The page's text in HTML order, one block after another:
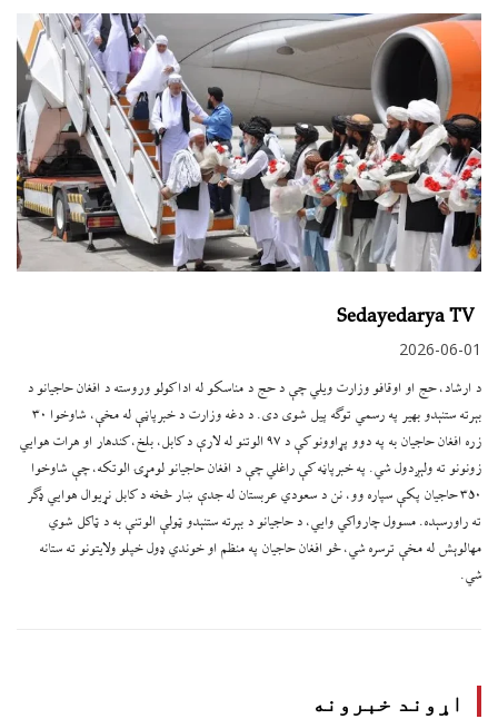
Sedayedarya TV
2026-06-01
د ارشاد، حج او اوقافو وزارت ویلي چې د حج د مناسکو له ادا کولو وروسته د افغان حاجیانو د
بېرته ستنېدو بهیر په رسمي توګه پیل شوی دی. د دغه وزارت د خبرپاڼې له مخې، شاوخوا ۳۰
زره افغان حاجیان به په دوو پړاوونو کې د ۹۷ الوتنو له لارې د کابل، بلخ، کندهار او هرات هوايي
زونونو ته ولېږدول شي. په خبرپاڼه کې راغلي چې د افغان حاجیانو لومړۍ الوتکه، چې شاوخوا
۳۵۰ حاجیان پکې سپاره وو، نن د سعودي عربستان له جدې ښار څخه د کابل نړیوال هوايي ډګر
ته راورسېده. مسوول چارواکي وايي، د حاجیانو د بېرته ستنېدو ټولې الوتنې به د ټاکل شوي
مهالوېش له مخې ترسره شي، څو افغان حاجیان په منظم او خوندي ډول خپلو ولایتونو ته ستانه
شي.
اړوند خبرونه